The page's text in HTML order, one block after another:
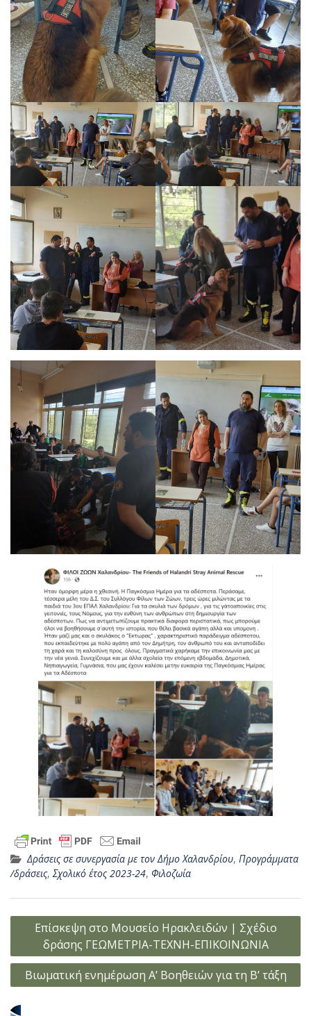
Δράσεις σε συνεργασία με τον Δήμο Χαλανδρίου, Προγράμματα
/δράσεις,Σχολικό έτος 2023-24, Φιλοζωία
Πλοήγηση
άρθρων
Επίσκεψη στο Μουσείο Ηρακλειδών | Σχέδιο
δράσης ΓΕΩΜΕΤΡΙΑ-ΤΕΧΝΗ-ΕΠΙΚΟΙΝΩΝΙΑ
Βιωματική ενημέρωση Α’ Βοηθειών για τη Β’ τάξη